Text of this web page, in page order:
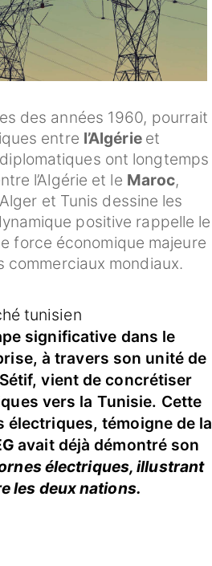
des années 1960, pourrait
entre l’Algérie et
ont longtemps
l’Algérie et le Maroc,
et Tunis dessine les
positive rappelle le
force économique majeure
mondiaux.
tunisien
significative dans le
à travers son unité de
vient de concrétiser
vers la Tunisie. Cette
témoigne de la
avait déjà démontré son
électriques, illustrant
les deux nations.